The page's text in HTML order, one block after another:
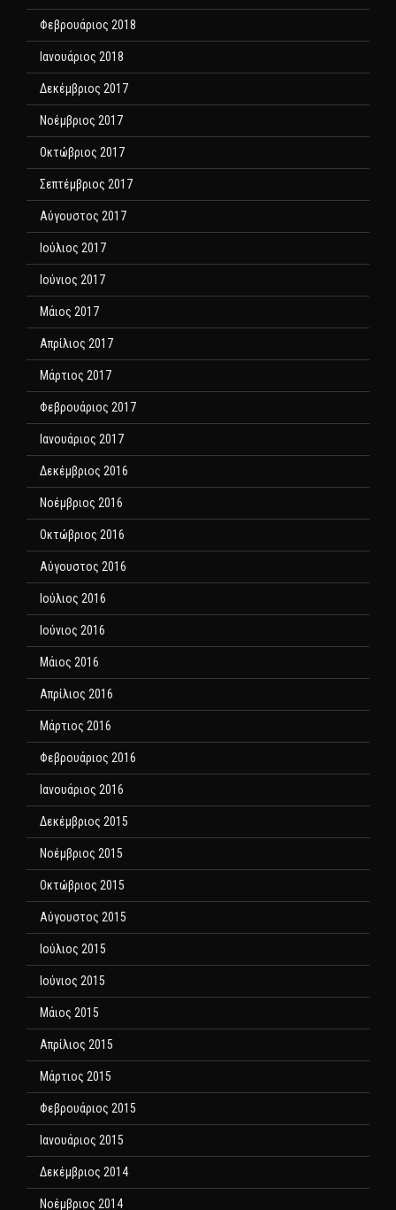
Φεβρουάριος 2018
Ιανουάριος 2018
Δεκέμβριος 2017
Νοέμβριος 2017
Οκτώβριος 2017
Σεπτέμβριος 2017
Αύγουστος 2017
Ιούλιος 2017
Ιούνιος 2017
Μάιος 2017
Απρίλιος 2017
Μάρτιος 2017
Φεβρουάριος 2017
Ιανουάριος 2017
Δεκέμβριος 2016
Νοέμβριος 2016
Οκτώβριος 2016
Αύγουστος 2016
Ιούλιος 2016
Ιούνιος 2016
Μάιος 2016
Απρίλιος 2016
Μάρτιος 2016
Φεβρουάριος 2016
Ιανουάριος 2016
Δεκέμβριος 2015
Νοέμβριος 2015
Οκτώβριος 2015
Αύγουστος 2015
Ιούλιος 2015
Ιούνιος 2015
Μάιος 2015
Απρίλιος 2015
Μάρτιος 2015
Φεβρουάριος 2015
Ιανουάριος 2015
Δεκέμβριος 2014
Νοέμβριος 2014